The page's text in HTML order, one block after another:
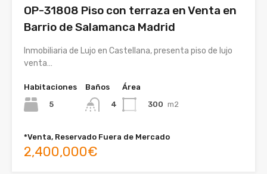
OP-31808 Piso con terraza en Venta en
Barrio de Salamanca Madrid
Inmobiliaria de Lujo en Castellana, presenta piso de lujo
venta…
Habitaciones
5
Baños
4
Área
300 m2
*Venta, Reservado Fuera de Mercado
2,400,000€